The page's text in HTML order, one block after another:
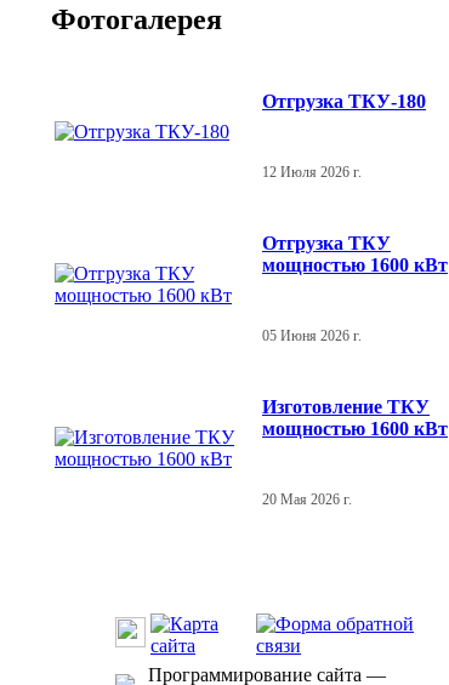
Фотогалерея
Отгрузка ТКУ-180
12 Июля 2026 г.
Отгрузка ТКУ
мощностью 1600 кВт
05 Июня 2026 г.
Изготовление ТКУ
мощностью 1600 кВт
20 Мая 2026 г.
Программирование сайта —